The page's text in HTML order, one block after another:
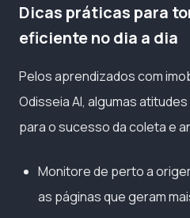
Dicas práticas para
eficiente no dia a dia
Pelos aprendizados com
Odisseia AI, algumas
para o sucesso da coleta e
Monitore de perto a
as páginas que geram